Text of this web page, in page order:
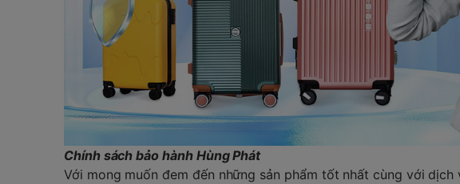
Chính sách bảo hành Hùng Phát
Với mong muốn đem đến những sản phẩm tốt nhất cùng với